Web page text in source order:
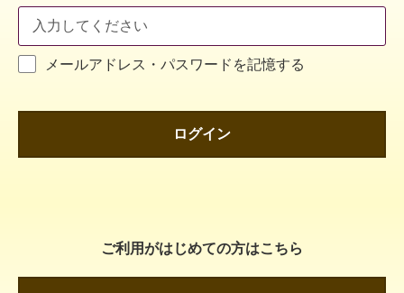
メールアドレス・パスワードを記憶する
ログイン
ご利用がはじめての方はこちら